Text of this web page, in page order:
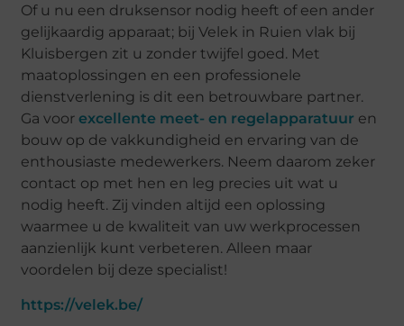
Of u nu een druksensor nodig heeft of een ander
gelijkaardig apparaat; bij Velek in Ruien vlak bij
Kluisbergen zit u zonder twijfel goed. Met
maatoplossingen en een professionele
dienstverlening is dit een betrouwbare partner.
Ga voorexcellente meet- en regelapparatuur en
bouw op de vakkundigheid en ervaring van de
enthousiaste medewerkers. Neem daarom zeker
contact op met hen en leg precies uit wat u
nodig heeft. Zij vinden altijd een oplossing
waarmee u de kwaliteit van uw werkprocessen
aanzienlijk kunt verbeteren. Alleen maar
voordelen bij deze specialist!
https://velek.be/